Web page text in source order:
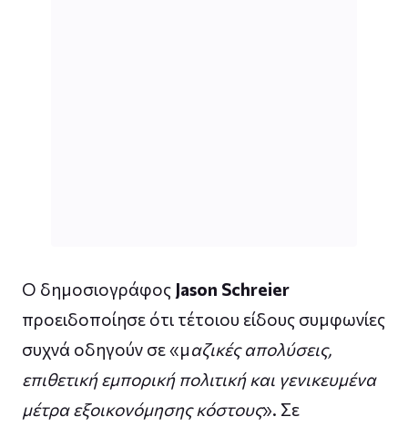
Ο δημοσιογράφος Jason Schreier
προειδοποίησε ότι τέτοιου είδους συμφωνίες
συχνά οδηγούν σε «μαζικές απολύσεις,
επιθετική εμπορική πολιτική και γενικευμένα
μέτρα εξοικονόμησης κόστους». Σε